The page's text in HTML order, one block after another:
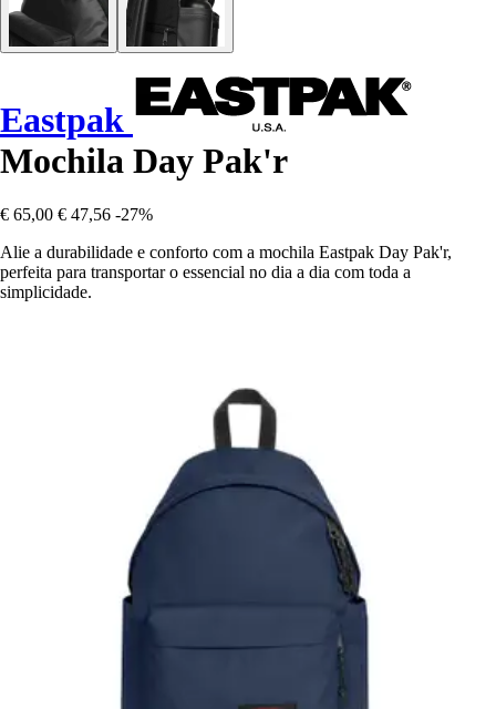
Eastpak
Mochila Day Pak'r
€ 65,00 € 47,56 -27%
Alie a durabilidade e conforto com a mochila Eastpak Day Pak'r,
perfeita para transportar o essencial no dia a dia com toda a
simplicidade.